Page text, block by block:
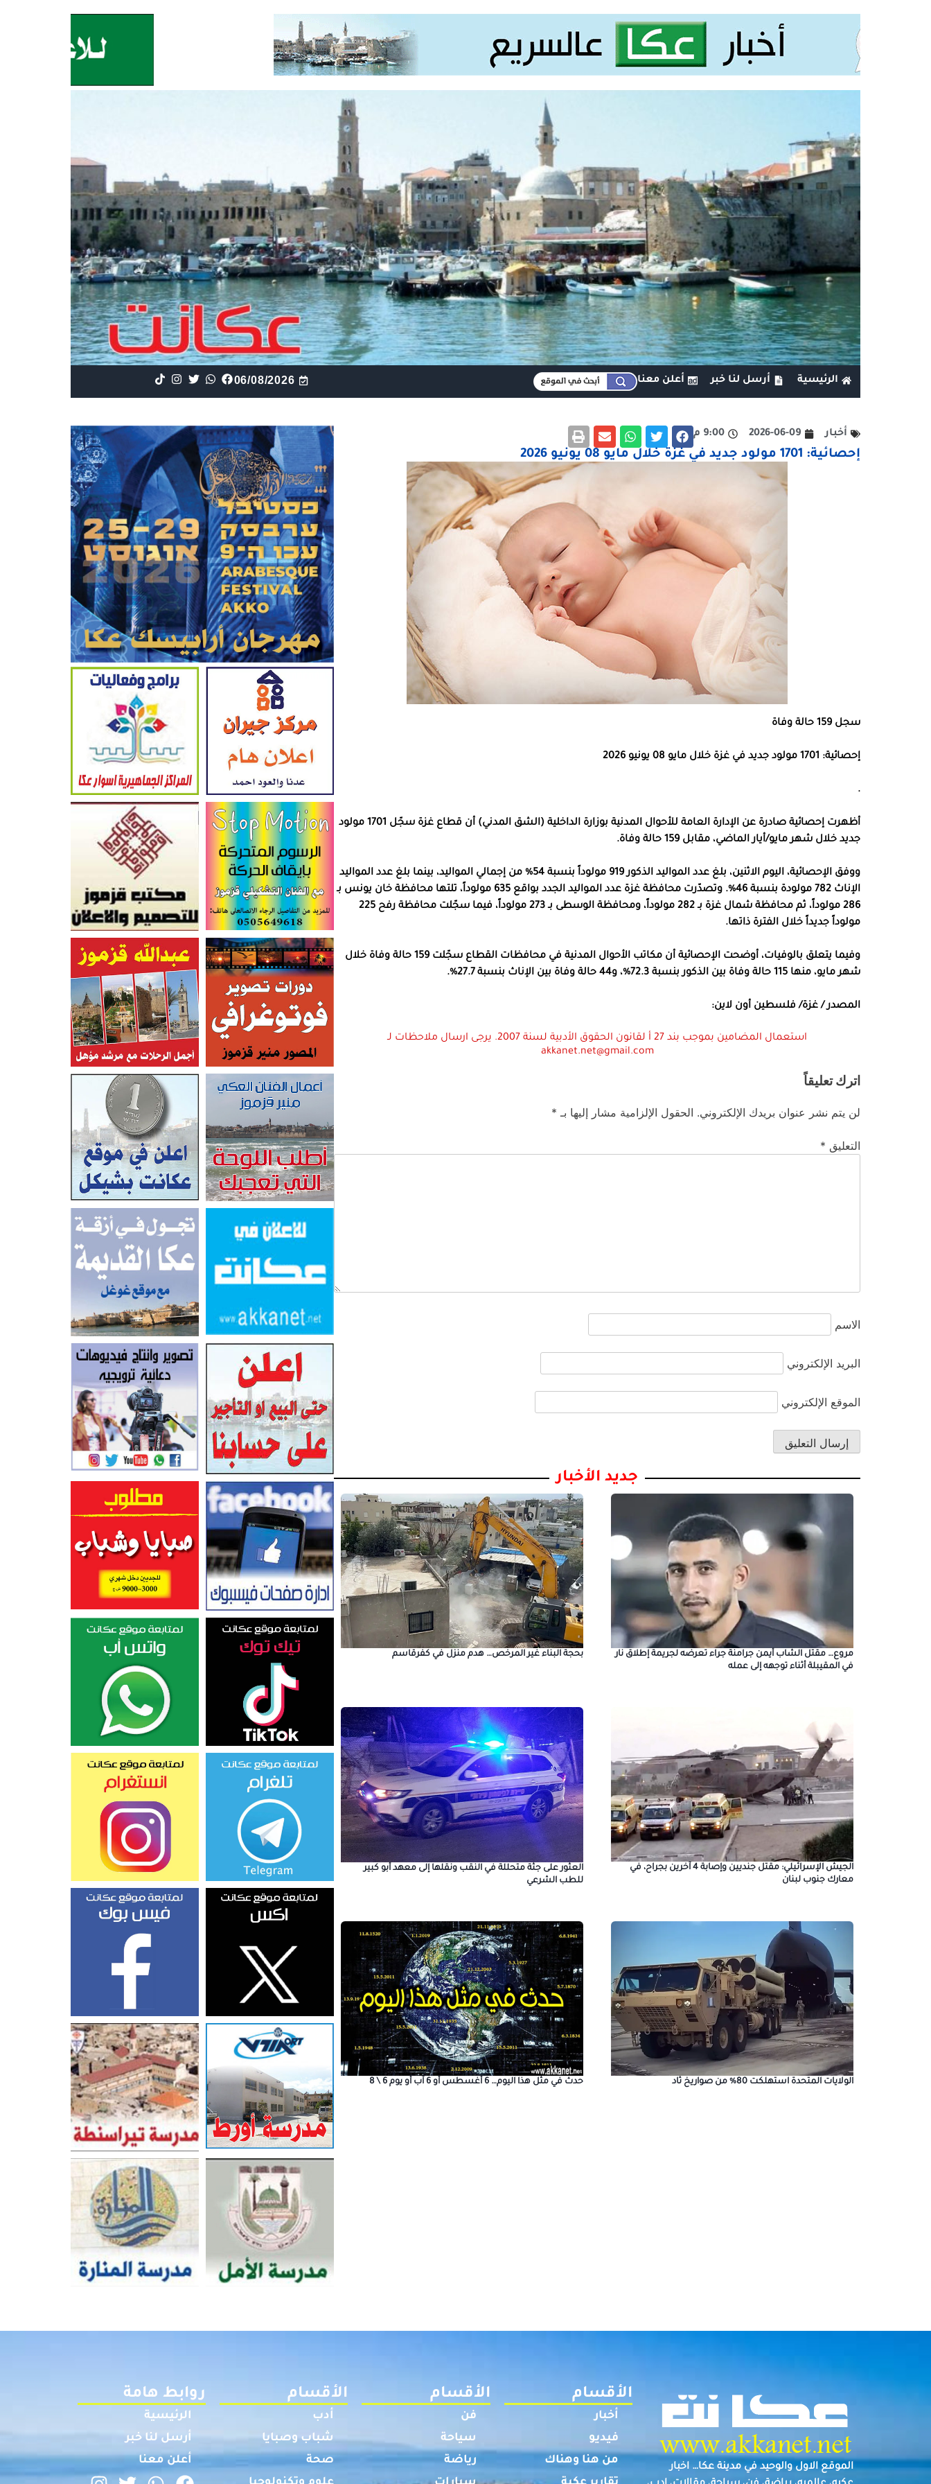
الرئيسية أرسل لنا خبر أعلن معنا 06/08/2026
أخبار 2026-06-09 9:00 م
إحصائية: 1701 مولود جديد في غزة خلال مايو 08 يونيو 2026
سجل 159 حالة وفاة
إحصائية: 1701 مولود جديد في غزة خلال مايو 08 يونيو 2026
.
أظهرت إحصائية صادرة عن الإدارة العامة للأحوال المدنية بوزارة الداخلية (الشق المدني) أن قطاع غزة سجّل 1701 مولود
جديد خلال شهر مايو/أيار الماضي، مقابل 159 حالة وفاة.
ووفق الإحصائية، اليوم الاثنين، بلغ عدد المواليد الذكور 919 مولوداً بنسبة 54% من إجمالي المواليد، بينما بلغ عدد المواليد
الإناث 782 مولودة بنسبة 46%. وتصدّرت محافظة غزة عدد المواليد الجدد بواقع 635 مولوداً، تلتها محافظة خان يونس بـ
286 مولوداً، ثم محافظة شمال غزة بـ 282 مولوداً، ومحافظة الوسطى بـ 273 مولوداً، فيما سجّلت محافظة رفح 225
مولوداً جديداً خلال الفترة ذاتها.
وفيما يتعلق بالوفيات، أوضحت الإحصائية أن مكاتب الأحوال المدنية في محافظات القطاع سجّلت 159 حالة وفاة خلال
شهر مايو، منها 115 حالة وفاة بين الذكور بنسبة 72.3%، و44 حالة وفاة بين الإناث بنسبة 27.7%.
المصدر / غزة/ فلسطين أون لاين:
استعمال المضامين بموجب بند 27 أ لقانون الحقوق الأدبية لسنة 2007. يرجى ارسال ملاحظات لـ
akkanet.net@gmail.com
اترك تعليقاً
لن يتم نشر عنوان بريدك الإلكتروني. الحقول الإلزامية مشار إليها بـ *
التعليق *
الاسم
البريد الإلكتروني
الموقع الإلكتروني
جديد الأخبار
مروع… مقتل الشاب أيمن جرامنة جراء تعرضه لجريمة إطلاق نار
في المقيبلة أثناء توجهه إلى عمله
بحجة البناء غير المرخص… هدم منزل في كفرقاسم
الجيش الإسرائيلي: مقتل جنديين وإصابة 4 آخرين بجراح، في
معارك جنوب لبنان
العثور على جثة متحللة في النقب ونقلها إلى معهد أبو كبير
للطب الشرعي
الولايات المتحدة استهلكت 80% من صواريخ ثاد حدث في مثل هذا اليوم… 6 أغسطس أو 6 آب أو يوم 6 \ 8
الموقع الاول والوحيد في مدينة عكا… اخبار
الأقسام
أخبار
فيديو
من هنا وهناك
الأقسام
فن
سياحة
رياضة
الأقسام
أدب
شباب وصبايا
صحة
روابط هامة
الرئيسية
أرسل لنا خبر
أعلن معنا